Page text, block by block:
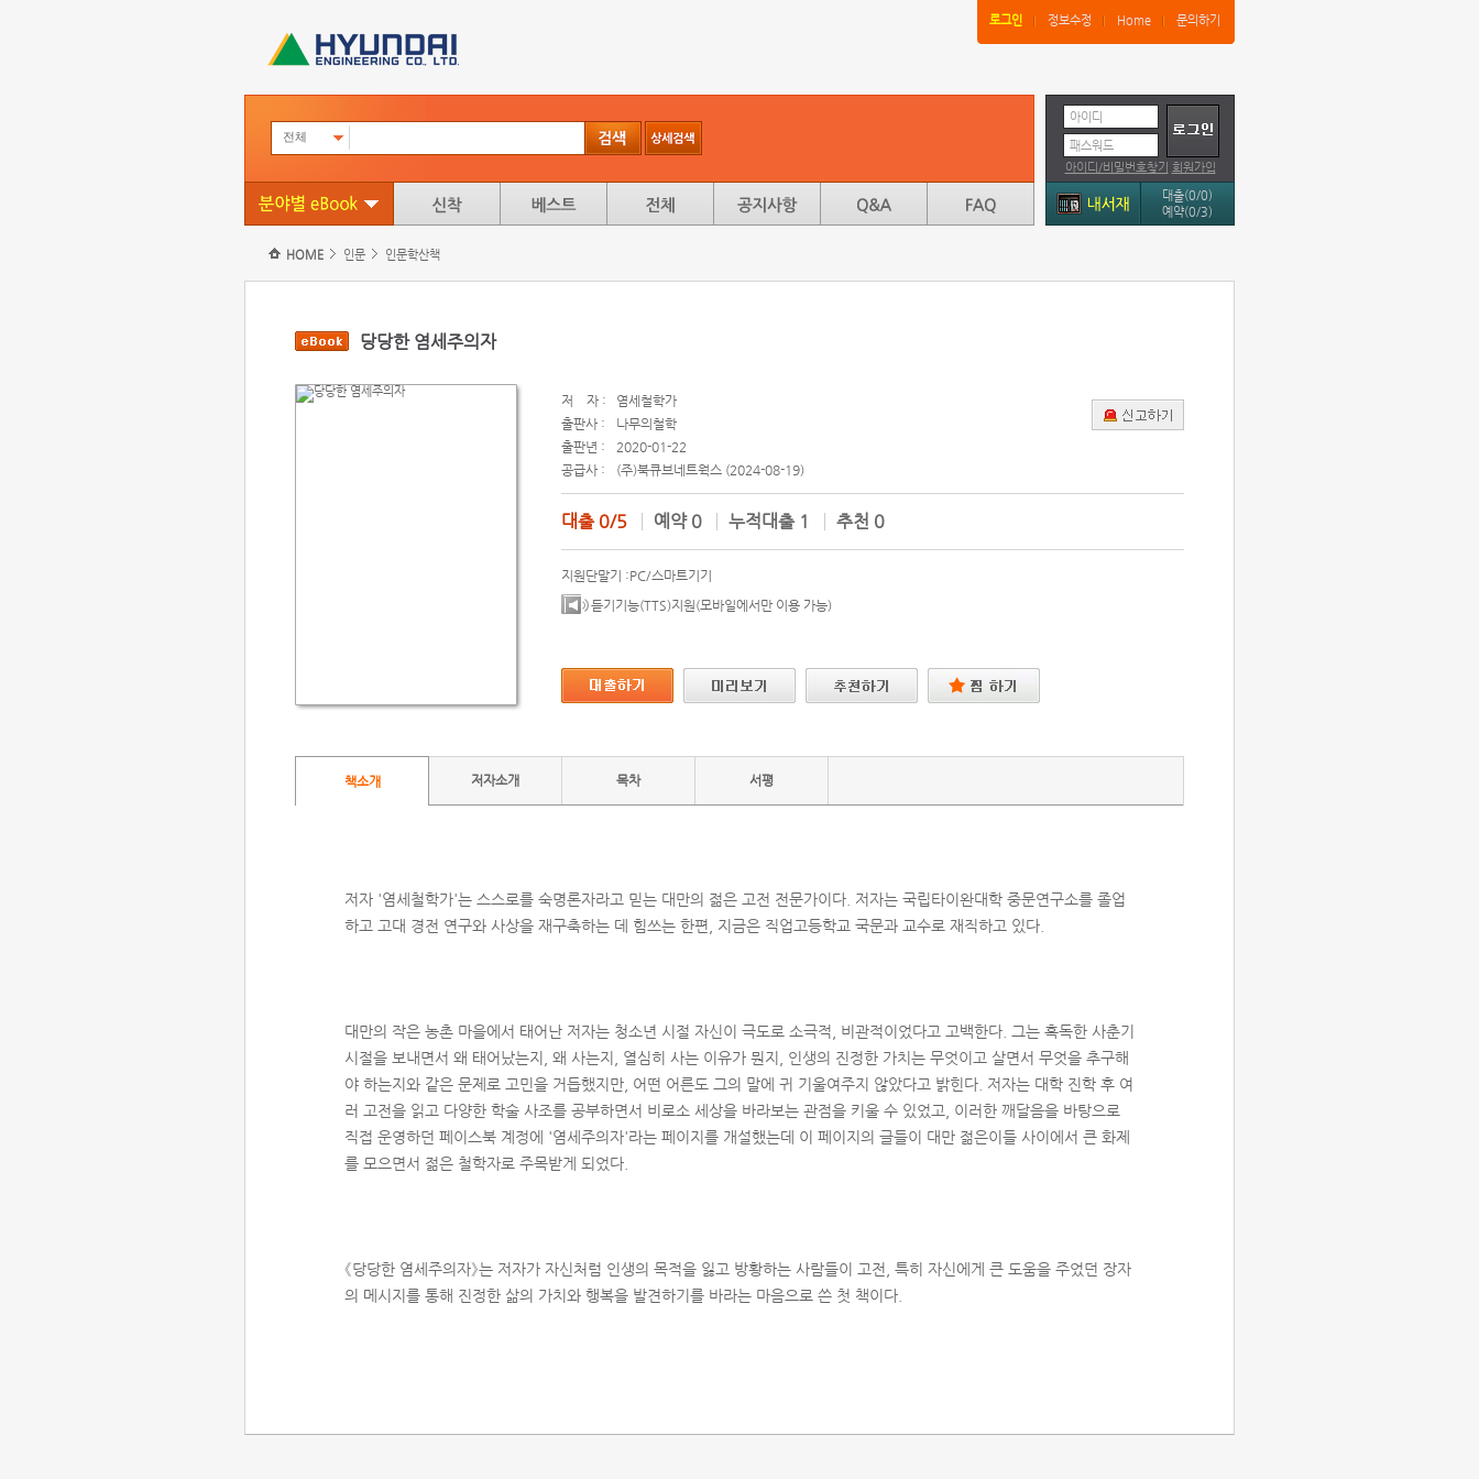
로그인 정보수정 Home 문의하기
전체
아이디
패스워드
아이디/비밀번호찾기 회원가입
대출(0/0)
예약(0/3)
HOME 인문 인문학산책
당당한 염세주의자
저 자 :
염세철학가
출판사 :
나무의철학
출판년 :
2020-01-22
공급사 :
(주)북큐브네트웍스 (2024-08-19)
대출 0/5 예약 0 누적대출 1 추천 0
지원단말기 :PC/스마트기기
듣기기능(TTS)지원(모바일에서만 이용 가능)
책소개 저자소개 목차 서평
저자 '염세철학가'는 스스로를 숙명론자라고 믿는 대만의 젊은 고전 전문가이다. 저자는 국립타이완대학 중문연구소를 졸업
하고 고대 경전 연구와 사상을 재구축하는 데 힘쓰는 한편, 지금은 직업고등학교 국문과 교수로 재직하고 있다.
대만의 작은 농촌 마을에서 태어난 저자는 청소년 시절 자신이 극도로 소극적, 비관적이었다고 고백한다. 그는 혹독한 사춘기
시절을 보내면서 왜 태어났는지, 왜 사는지, 열심히 사는 이유가 뭔지, 인생의 진정한 가치는 무엇이고 살면서 무엇을 추구해
야 하는지와 같은 문제로 고민을 거듭했지만, 어떤 어른도 그의 말에 귀 기울여주지 않았다고 밝힌다. 저자는 대학 진학 후 여
러 고전을 읽고 다양한 학술 사조를 공부하면서 비로소 세상을 바라보는 관점을 키울 수 있었고, 이러한 깨달음을 바탕으로
직접 운영하던 페이스북 계정에 '염세주의자'라는 페이지를 개설했는데 이 페이지의 글들이 대만 젊은이들 사이에서 큰 화제
를 모으면서 젊은 철학자로 주목받게 되었다.
《당당한 염세주의자》는 저자가 자신처럼 인생의 목적을 잃고 방황하는 사람들이 고전, 특히 자신에게 큰 도움을 주었던 장자
의 메시지를 통해 진정한 삶의 가치와 행복을 발견하기를 바라는 마음으로 쓴 첫 책이다.